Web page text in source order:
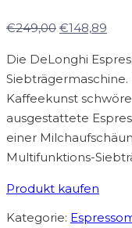
€249,00 €148,89
Die DeLonghi
Kaffeekunst
ausgestattete
einer
Multifunktions-
Produkt kaufen
Kategorie: